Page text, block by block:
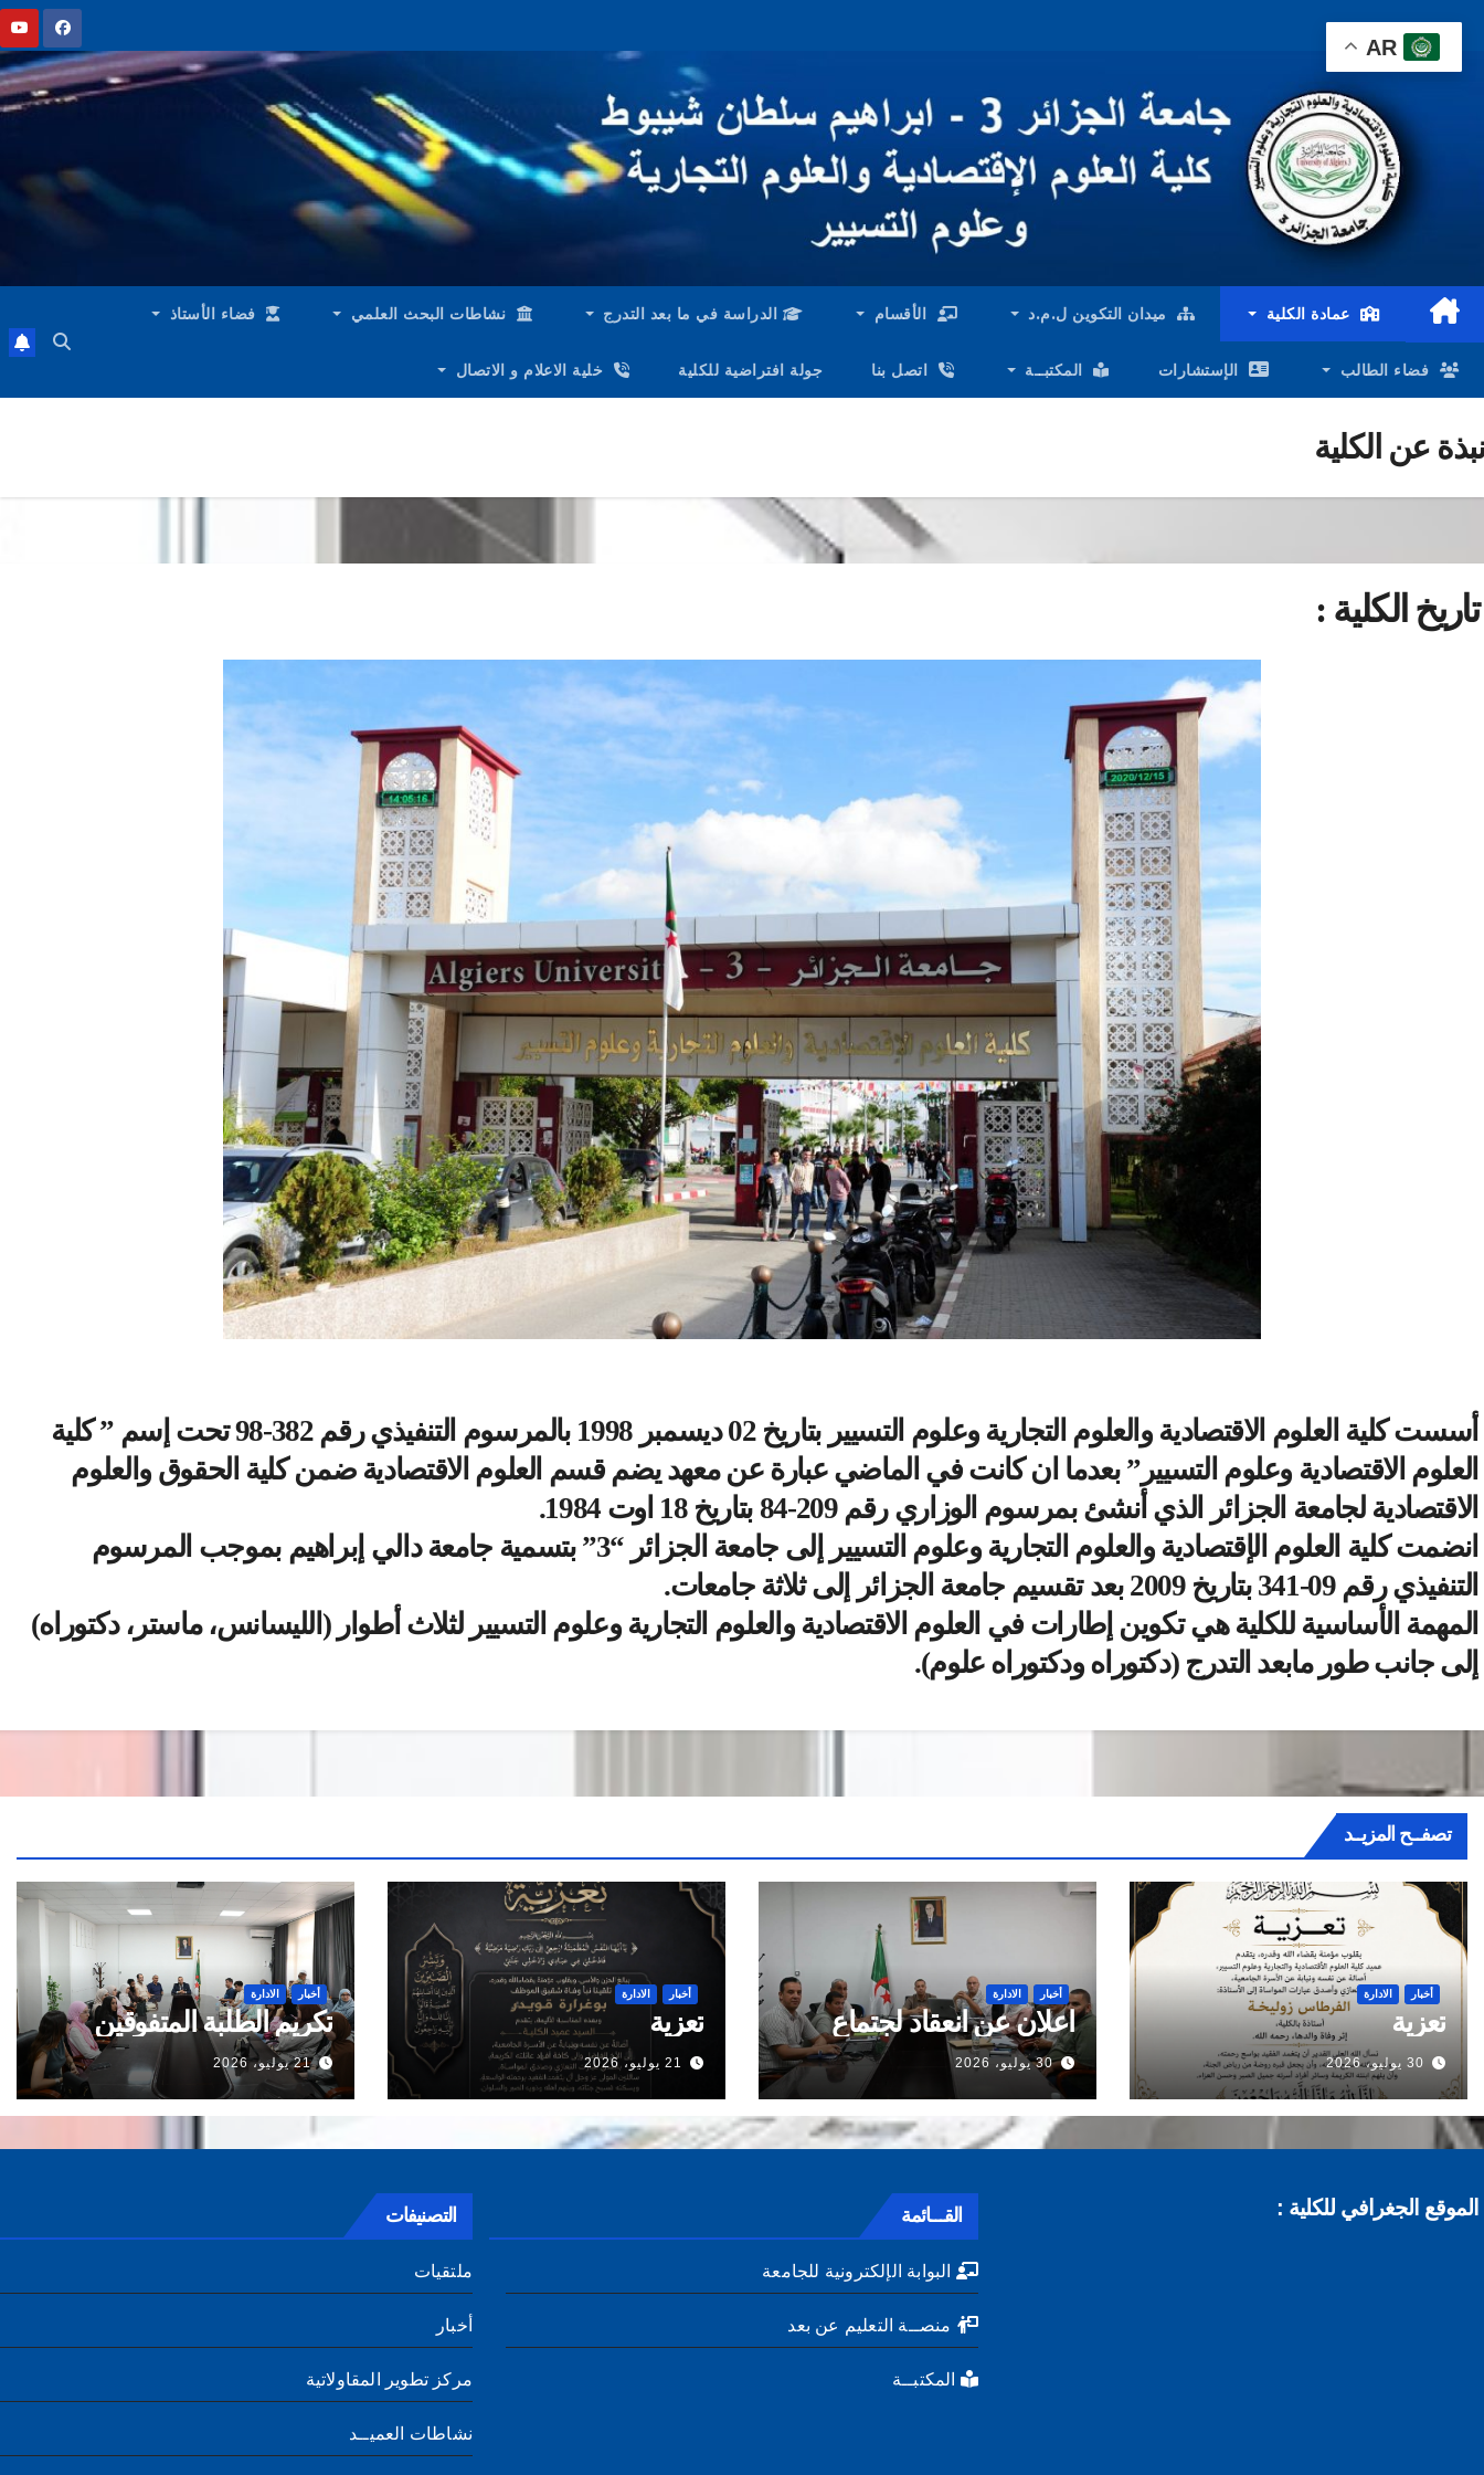
عمادة الكلية ميدان التكوين ل.م.د الأقسام الدراسة في ما بعد التدرج نشاطات البحث العلمي فضاء الأستاذ
فضاء الطالب الإستشارات المكتبــة اتصل بنا جولة افتراضية للكلية خلية الاعلام و الاتصال
نبذة عن الكلية
تاريخ الكلية :
أسست كلية العلوم الاقتصادية والعلوم التجارية وعلوم التسيير بتاريخ 02 ديسمبر 1998 بالمرسوم التنفيذي رقم 382-98 تحت إسم ” كلية
العلوم الاقتصادية وعلوم التسيير” بعدما ان كانت في الماضي عبارة عن معهد يضم قسم العلوم الاقتصادية ضمن كلية الحقوق والعلوم
الاقتصادية لجامعة الجزائر الذي أنشئ بمرسوم الوزاري رقم 209-84 بتاريخ 18 اوت 1984.
انضمت كلية العلوم الإقتصادية والعلوم التجارية وعلوم التسيير إلى جامعة الجزائر “3” بتسمية جامعة دالي إبراهيم بموجب المرسوم
التنفيذي رقم 09-341 بتاريخ 2009 بعد تقسيم جامعة الجزائر إلى ثلاثة جامعات.
المهمة الأساسية للكلية هي تكوين إطارات في العلوم الاقتصادية والعلوم التجارية وعلوم التسيير لثلاث أطوار (الليسانس، ماستر، دكتوراه)
إلى جانب طور مابعد التدرج (دكتوراه ودكتوراه علوم).
تصفــح المزيــد
أخبار الادارة
تعزية
30 يوليو، 2026
أخبار الادارة
اعلان عن انعقاد لجتماع
30 يوليو، 2026
أخبار الادارة
تعزية
21 يوليو، 2026
أخبار الادارة
تكريم الطلبة المتفوقين
21 يوليو، 2026
الموقع الجغرافي للكلية : القـــائمة
البوابة الإلكترونية للجامعة
منصــة التعليم عن بعد
المكتبــة
التصنيفات
ملتقيات
أخبار
مركز تطوير المقاولاتية
نشاطات العميــد
AR